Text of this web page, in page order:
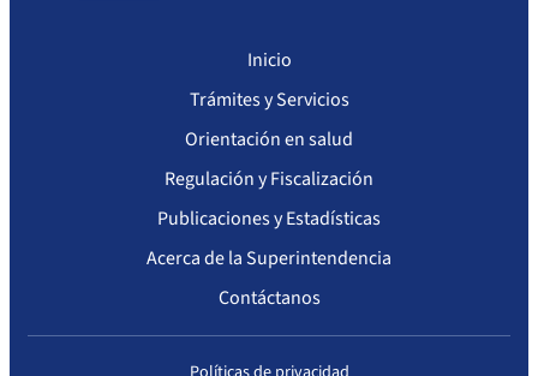
Actas Consejo Consultivo Ley Corta de Isapres
Inicio
Trámites y Servicios
Orientación en salud
Regulación y Fiscalización
Publicaciones y Estadísticas
Acerca de la Superintendencia
Contáctanos